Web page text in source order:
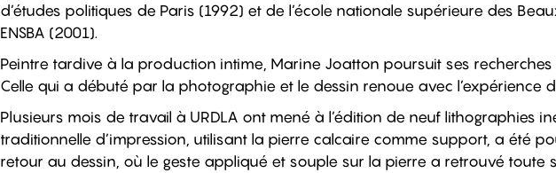
d’études politiques de Paris (1992) et de l’école nationale supérieure des
ENSBA (2001).
Peintre tardive à la production intime, Marine Joatton poursuit ses recherches
Celle qui a débuté par la photographie et le dessin renoue avec l’expérience
Plusieurs mois de travail à URDLA ont mené à l’édition de neuf lithographies
traditionnelle d’impression, utilisant la pierre calcaire comme support, a été
retour au dessin, où le geste appliqué et souple sur la pierre a retrouvé toute